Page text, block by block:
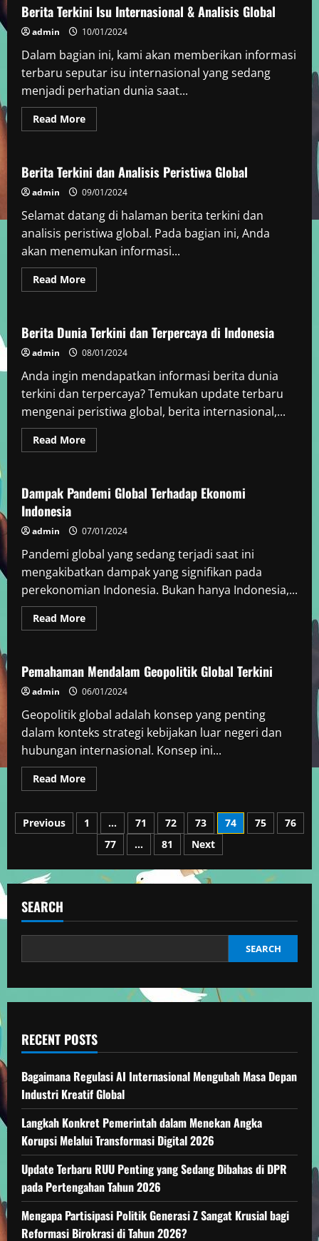
Dunia
–
Info
Global
Terupdate
Berita Terkini Isu Internasional & Analisis Global
admin 10/01/2024
Dalam bagian ini, kami akan memberikan informasi
terbaru seputar isu internasional yang sedang
menjadi perhatian dunia saat...
Read MoreRead
more
Isu
Internasional
&
Analisis
Global
Berita Dunia
Berita Terkini dan Analisis Peristiwa Global
admin 09/01/2024
Selamat datang di halaman berita terkini dan
analisis peristiwa global. Pada bagian ini, Anda
akan menemukan informasi...
Read MoreRead
more
dan
Analisis
Peristiwa
Global
Berita Dunia
Berita Dunia Terkini dan Terpercaya di Indonesia
admin 08/01/2024
Anda ingin mendapatkan informasi berita dunia
terkini dan terpercaya? Temukan update terbaru
mengenai peristiwa global, berita internasional,...
Read MoreRead
more
Terkini
dan
Indonesia
Berita Dunia
Dampak Pandemi Global Terhadap Ekonomi
Indonesia
admin 07/01/2024
Pandemi global yang sedang terjadi saat ini
mengakibatkan dampak yang signifikan pada
perekonomian Indonesia. Bukan hanya Indonesia,...
Read MoreRead
more
Global
Terhadap
Ekonomi
Indonesia
Berita Dunia
Pemahaman Mendalam Geopolitik Global Terkini
admin 06/01/2024
Geopolitik global adalah konsep yang penting
dalam konteks strategi kebijakan luar negeri dan
hubungan internasional. Konsep ini...
Read MoreRead
more
Mendalam
Geopolitik
Global
Terkini
Posts
pagination
Previous 1 … 71 72 73 74 75
76
77
… 81 Next
SEARCH
SEARCH
RECENT POSTS
Bagaimana Regulasi AI Internasional Mengubah Masa Depan
Industri Kreatif Global
Langkah Konkret Pemerintah dalam Menekan Angka
Korupsi Melalui Transformasi Digital 2026
Update Terbaru RUU Penting yang Sedang Dibahas di DPR
pada Pertengahan Tahun 2026
Mengapa Partisipasi Politik Generasi Z Sangat Krusial bagi
Reformasi Birokrasi di Tahun 2026?